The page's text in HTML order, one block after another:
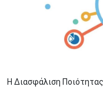
Η Διασφάλιση